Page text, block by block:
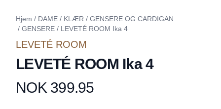
Hjem / DAME / KLÆR / GENSERE OG CARDIGAN
/ GENSERE / LEVETÉ ROOM Ika 4
LEVETÉ ROOM
LEVETÉ ROOM Ika 4
Produktdetaljer
NOK 399.95